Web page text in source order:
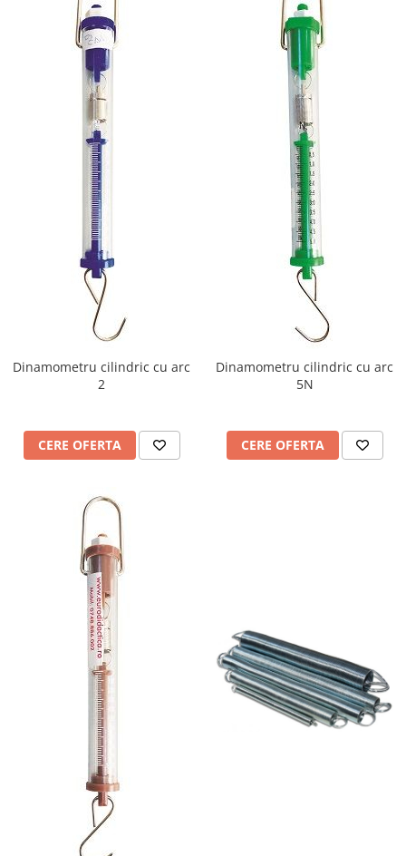
Panouri Afisare
Table magnetice din sticla
Dinamometru cilindric cu arc
2
CERE OFERTA
Dinamometru cilindric cu arc
5N
CERE OFERTA